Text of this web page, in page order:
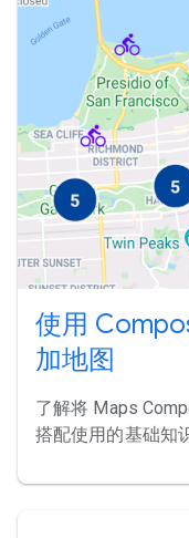
使用
加地图
了解将 Maps
搭配使用的基础知